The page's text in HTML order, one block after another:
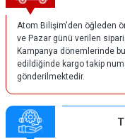
Atom Bilişim'den öğleden
ve Pazar günü verilen
Kampanya dönemlerinde
edildiğinde kargo takip
gönderilmektedir.